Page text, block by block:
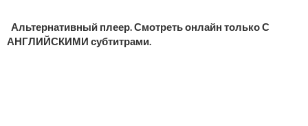
Альтернативный плеер. Смотреть онлайн только С
АНГЛИЙСКИМИ субтитрами.